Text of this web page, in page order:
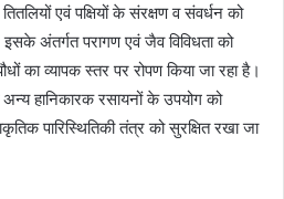
एवं पक्षियों के संरक्षण व संवर्धन को
अंतर्गत परागण एवं जैव विविधता को
का व्यापक स्तर पर रोपण किया जा रहा है।
हानिकारक रसायनों के उपयोग को
पारिस्थितिकी तंत्र को सुरक्षित रखा जा